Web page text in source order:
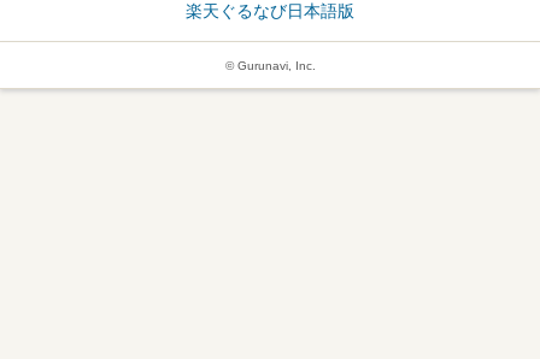
楽天ぐるなび日本語版
© Gurunavi, Inc.